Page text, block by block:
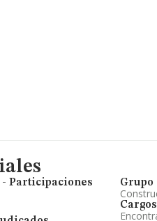
Participaciones Grupo
Cargos